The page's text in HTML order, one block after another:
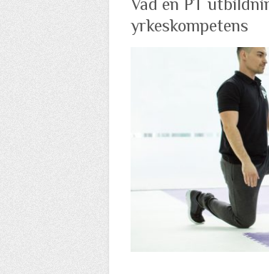
Vad en PT
yrkeskompetens